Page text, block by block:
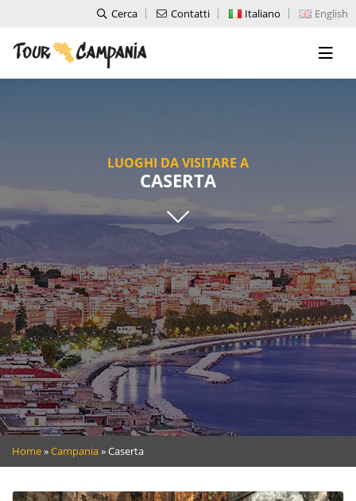
Cerca Contatti Italiano English
LUOGHI DA VISITARE A
CASERTA
Home»Campania»Caserta